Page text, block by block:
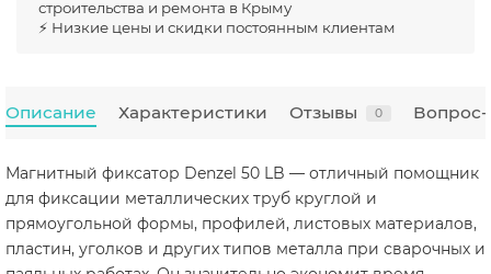
строительства и ремонта в Крыму
⚡ Низкие цены и скидки постоянным клиентам
Описание Характеристики Отзывы 0 Вопрос-
Магнитный фиксатор Denzel 50 LB — отличный помощник
для фиксации металлических труб круглой и
прямоугольной формы, профилей, листовых материалов,
пластин, уголков и других типов металла при сварочных и